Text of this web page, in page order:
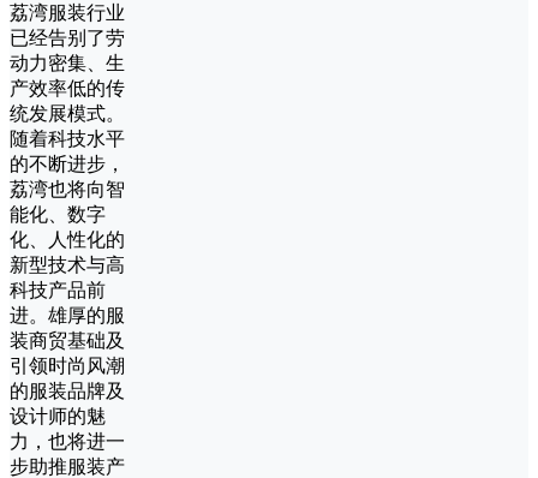
荔湾服装行业
已经告别了劳
动力密集、生
产效率低的传
统发展模式。
随着科技水平
的不断进步，
荔湾也将向智
能化、数字
化、人性化的
新型技术与高
科技产品前
进。雄厚的服
装商贸基础及
引领时尚风潮
的服装品牌及
设计师的魅
力，也将进一
步助推服装产